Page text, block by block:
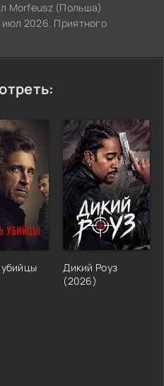
Morfeusz (Польша)
июл 2026. Приятного
Дикий Роуз
(2026)